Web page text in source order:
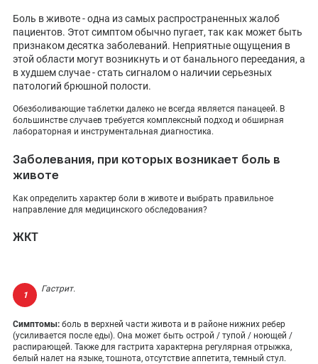
ПОКАЗАТЬ НА КАРТЕ
ADMIN@EXPERTCLINICS.RU
Боль в животе - одна из самых распространенных жалоб
пациентов. Этот симптом обычно пугает, так как может быть
признаком десятка заболеваний. Неприятные ощущения в
этой области могут возникнуть и от банального переедания, а
в худшем случае - стать сигналом о наличии серьезных
патологий брюшной полости.
Обезболивающие таблетки далеко не всегда является панацеей. В
большинстве случаев требуется комплексный подход и обширная
лабораторная и инструментальная диагностика.
Заболевания, при которых возникает боль в
животе
Как определить характер боли в животе и выбрать правильное
направление для медицинского обследования?
ЖКТ
Гастрит.
Симптомы: боль в верхней части живота и в районе нижних ребер
(усиливается после еды). Она может быть острой / тупой / ноющей /
распирающей. Также для гастрита характерна регулярная отрыжка,
белый налет на языке, тошнота, отсутствие аппетита, темный стул.